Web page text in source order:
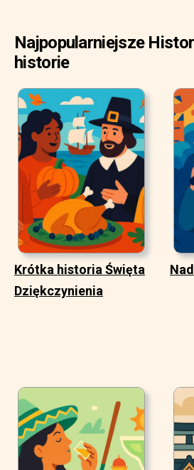
Najpopularniejsze
historie
Krótka historia Święta
Dziękczynienia